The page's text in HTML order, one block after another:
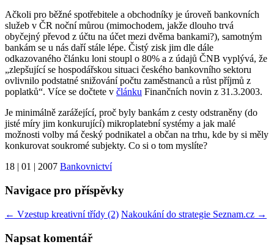
Ačkoli pro běžné spotřebitele a obchodníky je úroveň bankovních
služeb v ČR noční můrou (mimochodem, jakže dlouho trvá
obyčejný převod z účtu na účet mezi dvěma bankami?), samotným
bankám se u nás daří stále lépe. Čistý zisk jim dle dále
odkazovaného článku loni stoupl o 80% a z údajů ČNB vyplývá, že
„zlepšující se hospodářskou situaci českého bankovního sektoru
ovlivnilo podstatné snižování počtu zaměstnanců a růst příjmů z
poplatků“. Více se dočtete v článku Finančních novin z 31.3.2003.
Je minimálně zarážející, proč byly bankám z cesty odstraněny (do
jisté míry jim konkurující) mikroplatební systémy a jak malé
možnosti volby má český podnikatel a občan na trhu, kde by si měly
konkurovat soukromé subjekty. Co si o tom myslíte?
18 | 01 | 2007 Bankovnictví
Navigace pro příspěvky
← Vzestup kreativní třídy (2) Nakoukání do strategie Seznam.cz →
Napsat komentář